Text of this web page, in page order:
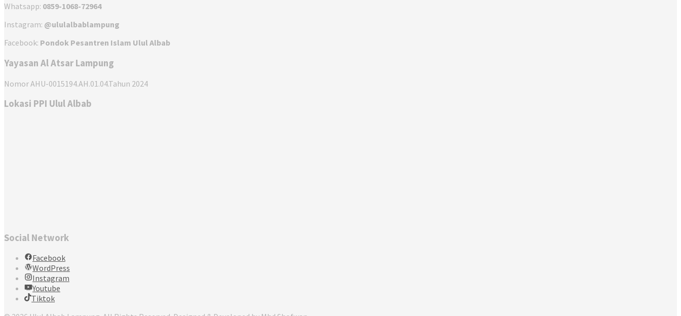
Whatsapp: 0859-1068-72964
Instagram: @ululalbablampung
Facebook: Pondok Pesantren Islam Ulul Albab
Yayasan Al Atsar Lampung
Nomor AHU-0015194.AH.01.04.Tahun 2024
Lokasi PPI Ulul Albab
Social Network
Facebook
WordPress
Instagram
Youtube
Tiktok